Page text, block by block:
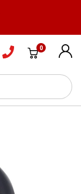
0